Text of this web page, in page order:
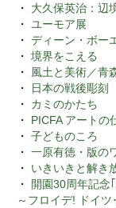
・ 大久保英治：辺
・ ユーモア展
・ディーン・ボー
・境界をこえる
・
風土と美術／青
・
日本の戦後彫刻
・ カミのかたち
・ PICFA アートの
・子どものころ
・一原有徳・版の
・ いきいきと解き
・
開園30周年記念
～フロイデ! ドイ